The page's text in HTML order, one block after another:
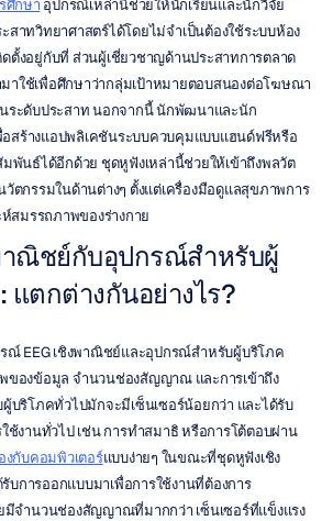
ศึกษา อุปกรณ์เหล่านี้ช่วยให้นักเรียนและนักวิจัย
สาทวิทยาศาสตร์ได้โดยไม่จำเป็นต้องใช้ระบบห้อง
งอยู่กับที่ ส่วนผู้เชี่ยวชาญด้านประสาทการตลาด
าใช้เพื่อศึกษาว่ากลุ่มเป้าหมายตอบสนองต่อโฆษณา
ระดับประสาท นอกจากนี้ นักพัฒนาและนัก
พื่อสร้างแอปพลิเคชันระบบควบคุมแบบแฮนด์ฟรีหรือ
พันธ์ได้อีกด้วย ชุดหูฟังเหล่านี้ช่วยให้เข้าถึงพลวัต
ตกรรมในด้านต่างๆ ตั้งแต่เครื่องมือดูแลสุขภาพการ
สมรรถภาพของร่างกาย
ณิชย์กับอุปกรณ์สำหรับผู้
แตกต่างกันอย่างไร?
ณ์ EEG เชิงพาณิชย์และอุปกรณ์สำหรับผู้บริโภค
องข้อมูล จำนวนช่องสัญญาณ และการเข้าถึง
บริโภคทั่วไปมักจะมีเซ็นเซอร์น้อยกว่า และได้รับ
ช้งานทั่วไป เช่น การทำสมาธิ หรือการโต้ตอบผ่าน
งกับคอมพิวเตอร์แบบง่ายๆ ในขณะที่ชุดหูฟังเชิง
บการออกแบบมาเพื่อการใช้งานที่ต้องการ
มีจำนวนช่องสัญญาณที่มากกว่า เซ็นเซอร์ที่แข็งแรง